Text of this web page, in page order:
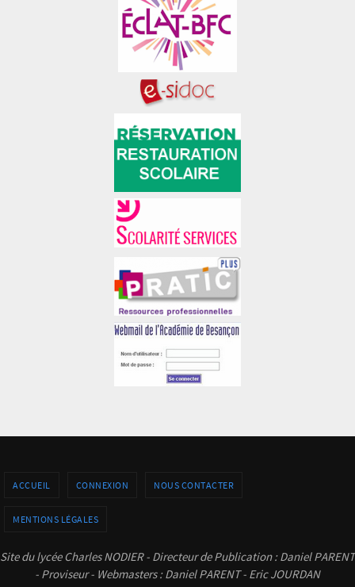
ACCUEIL CONNEXION NOUS CONTACTER
MENTIONS LÉGALES
Site du lycée Charles NODIER - Directeur de Publication : Daniel PARENT
- Proviseur - Webmasters : Daniel PARENT - Eric JOURDAN